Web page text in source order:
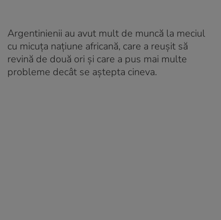
Argentinienii au avut mult de muncă la meciul
cu micuţa naţiune africană, care a reuşit să
revină de două ori şi care a pus mai multe
probleme decât se aştepta cineva.